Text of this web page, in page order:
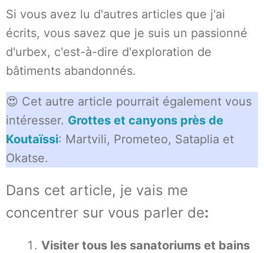
Si vous avez lu d'autres articles que j'ai
écrits, vous savez que je suis un passionné
d'urbex, c'est-à-dire d'exploration de
bâtiments abandonnés.
😍 Cet autre article pourrait également vous
intéresser. Grottes et canyons près de
Koutaïssi: Martvili, Prometeo, Sataplia et
Okatse.
Dans cet article, je vais me
concentrer sur vous parler de:
Visiter tous les sanatoriums et bains